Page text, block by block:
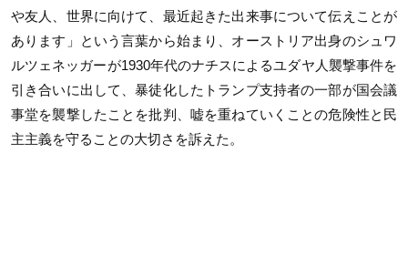
や友人、世界に向けて、最近起きた出来事について伝えことが
あります」という言葉から始まり、オーストリア出身のシュワ
ルツェネッガーが1930年代のナチスによるユダヤ人襲撃事件を
引き合いに出して、暴徒化したトランプ支持者の一部が国会議
事堂を襲撃したことを批判、嘘を重ねていくことの危険性と民
主主義を守ることの大切さを訴えた。